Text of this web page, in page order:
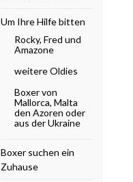
Um Ihre Hilfe bitten
Rocky, Fred und
Amazone
weitere Oldies
Boxer von
Mallorca, Malta
den Azoren oder
aus der Ukraine
Boxer suchen ein
Zuhause